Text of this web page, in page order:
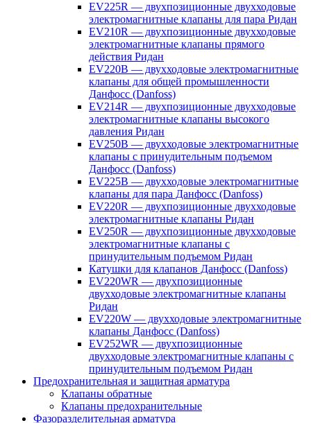
EV225R — двухпозиционные двухходовые
электромагнитные клапаны для пара Ридан
EV210R — двухпозиционные двухходовые
электромагнитные клапаны прямого
действия Ридан
EV220B — двухходовые электромагнитные
клапаны для общей промышленности
Данфосс (Danfoss)
EV214R — двухпозиционные двухходовые
электромагнитные клапаны высокого
давления Ридан
EV250B — двухходовые электромагнитные
клапаны с принудительным подъемом
Данфосс (Danfoss)
EV225B — двухходовые электромагнитные
клапаны для пара Данфосс (Danfoss)
EV220R — двухпозиционные двухходовые
электромагнитные клапаны Ридан
EV250R — двухпозиционные двухходовые
электромагнитные клапаны с
принудительным подъемом Ридан
Катушки для клапанов Данфосс (Danfoss)
EV220WR — двухпозиционные
двухходовые электромагнитные клапаны
Ридан
EV220W — двухходовые электромагнитные
клапаны Данфосс (Danfoss)
EV252WR — двухпозиционные
двухходовые электромагнитные клапаны с
принудительным подъемом Ридан
Предохранительная и защитная арматура
Клапаны обратные
Клапаны предохранительные
Фазоразделительная арматура